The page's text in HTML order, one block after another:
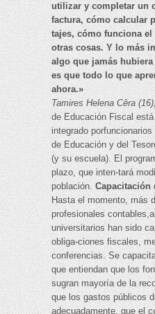
utilizar y completar un
factura, cómo calcular
tajes, cómo funciona
otras cosas. Y lo más
algo que jamás
es que todo lo que
ahora.»
Tamires Helena Cêra
de Educación Fiscal
integrado
de Educación y del
(y su escuela). El
plazo, que inten-tará
población.Capacitación
Hasta el momento, más
profesionales
universitarios han sido
obliga-ciones fiscales,
conferencias. Se
que entiendan que los
sugran mayoría de la
que los gastos públicos
adecuadamente, que el